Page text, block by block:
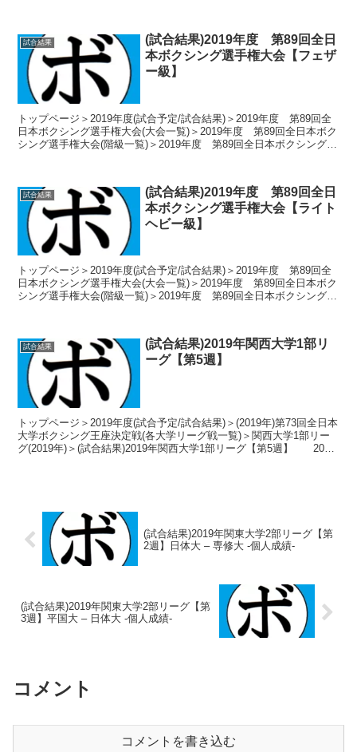
試合結果
(試合結果)2019年度 第89回全日
本ボクシング選手権大会【フェザ
ー級】
トップページ＞2019年度(試合予定/試合結果)＞2019年度 第89回全
日本ボクシング選手権大会(大会一覧)＞2019年度 第89回全日本ボク
シング選手権大会(階級一覧)＞2019年度 第89回全日本ボクシング選
試合結果
(試合結果)2019年度 第89回全日
本ボクシング選手権大会【ライト
ヘビー級】
トップページ＞2019年度(試合予定/試合結果)＞2019年度 第89回全
日本ボクシング選手権大会(大会一覧)＞2019年度 第89回全日本ボク
シング選手権大会(階級一覧)＞2019年度 第89回全日本ボクシング選
試合結果
(試合結果)2019年関西大学1部リ
ーグ【第5週】
トップページ＞2019年度(試合予定/試合結果)＞(2019年)第73回全日本
大学ボクシング王座決定戦(各大学リーグ戦一覧)＞関西大学1部リー
グ(2019年)＞(試合結果)2019年関西大学1部リーグ【第5週】 2019
(試合結果)2019年関東大学2部リーグ【第
2週】日体大 – 専修大 -個人成績-
(試合結果)2019年関東大学2部リーグ【第
3週】平国大 – 日体大 -個人成績-
コメント
コメントを書き込む